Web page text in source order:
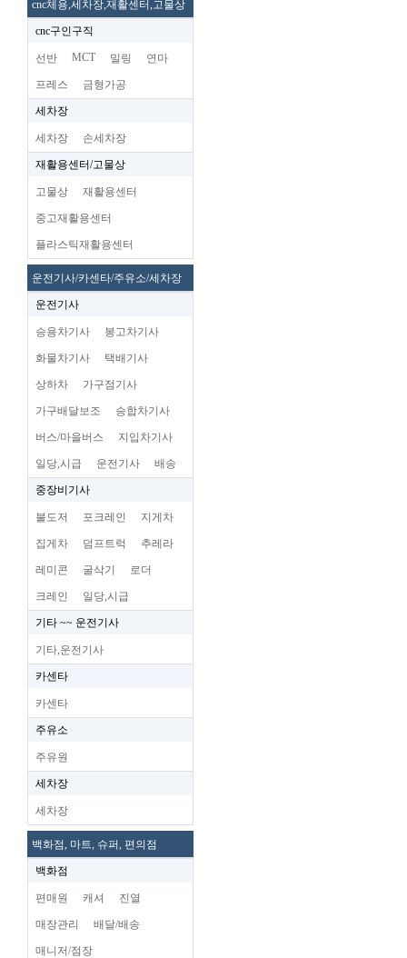
cnc체용,세차장,재활센터,고물상
cnc구인구직
선반 MCT 밀링 연마
프레스 금형가공
세차장
세차장 손세차장
재활용센터/고물상
고물상 재활용센터
중고재활용센터
플라스틱재활용센터
운전기사/카센타/주유소/세차장
운전기사
승용차기사 봉고차기사
화물차기사 택배기사
상하차 가구점기사
가구배달보조 승합차기사
버스/마을버스 지입차기사
일당,시급 운전기사 배송
중장비기사
불도저 포크레인 지게차
집게차 덤프트럭 추레라
레미콘 굴삭기 로더
크레인 일당,시급
기타 ~~ 운전기사
기타,운전기사
카센타
카센타
주유소
주유원
세차장
세차장
백화점, 마트, 슈퍼, 편의점
백화점
편매원 캐셔 진열
매장관리 배달/배송
매니저/점장